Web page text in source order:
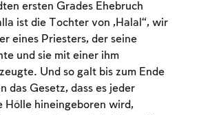
ersten Grades Ehebruch
ist die Tochter von „Halal“, wir
eines Priesters, der seine
und sie mit einer ihm
Und so galt bis zum Ende
das Gesetz, dass es jeder
Hölle hineingeboren wird,